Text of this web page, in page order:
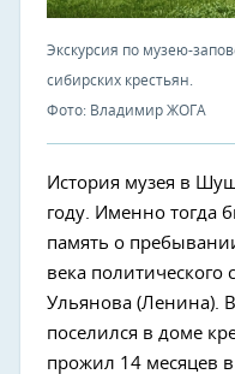
Экскурсия по музею-
сибирских крестьян.
Фото: Владимир ЖОГА
История музея в
году. Именно тогда
память о
века
Ульянова (Ленина).
поселился в доме
прожил 14 месяцев